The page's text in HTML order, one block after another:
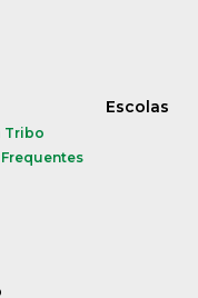
Tribo
Escolas